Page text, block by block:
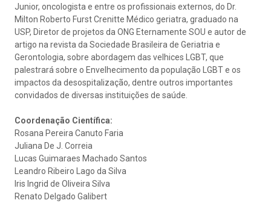
Saiba mais
Endereço:
R. Martiniano de Carvalho, 965
São Paulo - SP
Clínica Medicina da Mulher
a BP
Conosco
de Benchmarking
atendimento
Cirurgia
frequentes
Junior, oncologista e entre os profissionais externos, do Dr.
Milton Roberto Furst Crenitte Médico geriatra, graduado na
USP, Diretor de projetos da ONG Eternamente SOU e autor de
artigo na revista da Sociedade Brasileira de Geriatria e
Gerontologia, sobre abordagem das velhices LGBT, que
palestrará sobre o Envelhecimento da população LGBT e os
impactos da desospitalização, dentre outros importantes
convidados de diversas instituições de saúde.
Coordenação Científica:
Rosana Pereira Canuto Faria
Juliana De J. Correia
Lucas Guimaraes Machado Santos
Leandro Ribeiro Lago da Silva
Iris Ingrid de Oliveira Silva
Renato Delgado Galibert